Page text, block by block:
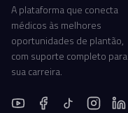
A plataforma que conecta
médicos às melhores
oportunidades de plantão,
com suporte completo para
sua carreira.